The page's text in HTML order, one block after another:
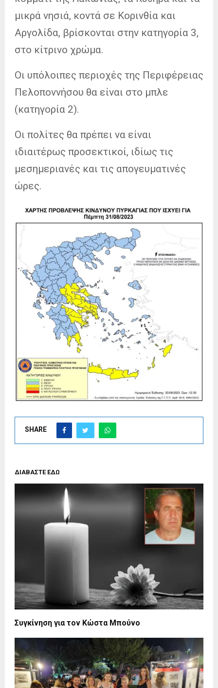
μικρά νησιά, κοντά σε Κορινθία και
Αργολίδα, βρίσκονται στην κατηγορία 3,
στο κίτρινο χρώμα.
Οι υπόλοιπες περιοχές της Περιφέρειας
Πελοποννήσου θα είναι στο μπλε
(κατηγορία 2).
Οι πολίτες θα πρέπει να είναι
ιδιαιτέρως προσεκτικοί, ιδίως τις
μεσημεριανές και τις απογευματινές
ώρες.
SHARE
ΔΙΑΒΑΣΤΕ ΕΔΩ
Συγκίνηση για τον Κώστα Μπούνο